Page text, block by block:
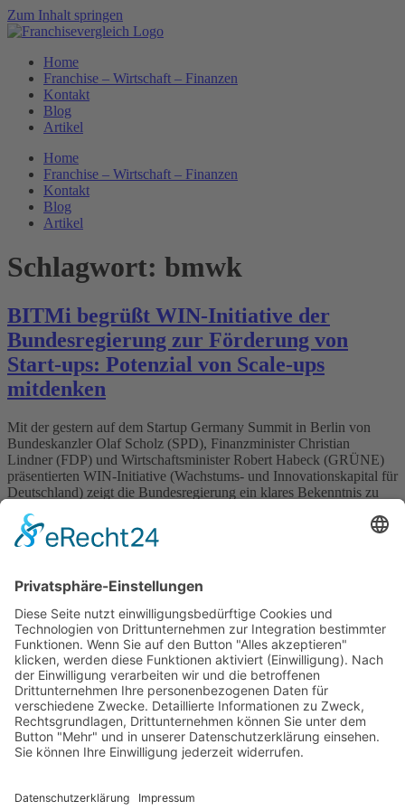
Zum Inhalt springen
Home
Franchise – Wirtschaft – Finanzen
Kontakt
Blog
Artikel
Home
Franchise – Wirtschaft – Finanzen
Kontakt
Blog
Artikel
Schlagwort: bmwk
BITMi begrüßt WIN-Initiative der
Bundesregierung zur Förderung von
Start-ups: Potenzial von Scale-ups
mitdenken
Mit der gestern auf dem Startup Germany Summit in Berlin von
Bundeskanzler Olaf Scholz (SPD), Finanzminister Christian
Lindner (FDP) und Wirtschaftsminister Robert Habeck (GRÜNE)
präsentierten WIN-Initiative (Wachstums- und Innovationskapital für
Deutschland) zeigt die Bundesregierung ein klares Bekenntnis zu
Innovations- und Wirtschaftsstandort. Diesen Ansatz zur Förderung
innovativer […]
Impressum
Datenschutz
Kooperation
Werbung
Presse- und Öffentlichkeitsarbeit
Aktuelles
Themenwelt